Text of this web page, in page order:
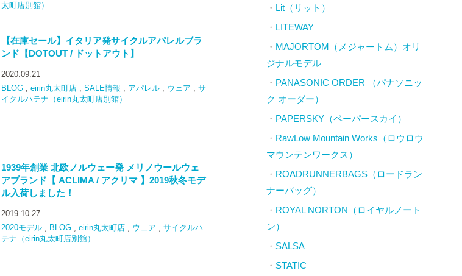
太町店別館）
【在庫セール】イタリア発サイクルアパレルブラ
ンド【DOTOUT / ドットアウト】
2020.09.21
BLOG, eirin丸太町店, SALE情報 アパレル, ウェア
サ
イクルハテナ（eirin丸太町店別館）
1939年創業 北欧ノルウェー発 メリノウールウェ
アブランド【 ACLIMA / アクリマ 】2019秋冬モデ
ル入荷しました！
2019.10.27
2020モデル, BLOG, eirin丸太町店, ウェア , サイクルハ
テナ（eirin丸太町店別館）
Lit（リット）
LITEWAY
MAJORTOM（メジャートム）オリ
ジナルモデル
PANASONIC ORDER （パナソニッ
ク オーダー）
PAPERSKY（ペーパースカイ）
RawLow Mountain Works（ロウロウ
マウンテンワークス）
ROADRUNNERBAGS（ロードラン
ナーバッグ）
ROYAL NORTON（ロイヤルノート
ン）
SALSA
STATIC